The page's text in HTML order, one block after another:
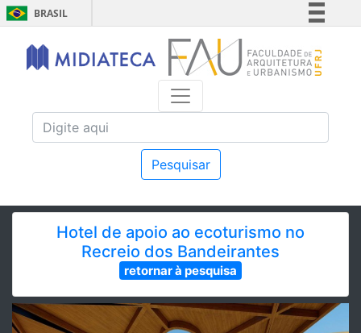
BRASIL
Simplifique!
Comunica BR
Acesso à informação
Pesquisar
Hotel de apoio ao ecoturismo no
Recreio dos Bandeirantes
retornar à pesquisa